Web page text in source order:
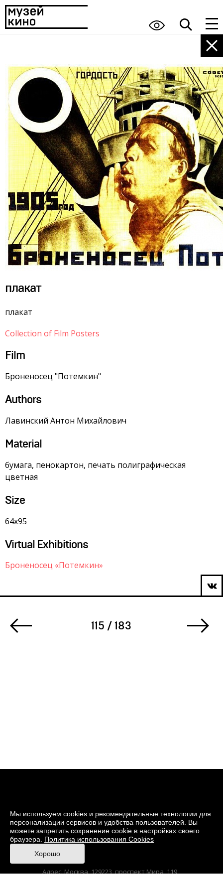
плакат
плакат
Collection of Film Posters
Film
Броненосец "Потемкин"
Authors
Лавинский Антон Михайлович
Material
бумага, пенокартон, печать полиграфическая
цветная
Size
64х95
Virtual Exhibitions
Броненосец «Потемкин»
115 / 183
© 2026 Музей кино
При поддержке Министерства культуры РФ
Адрес: Москва, 129223, проспект Мира, 119,
Мы используем cookies и рекомендательные технологии для
персонализации сервисов и удобства пользователей. Вы
можете запретить сохранение cookie в настройках своего
браузера. Политика использования Cookies
Хорошо